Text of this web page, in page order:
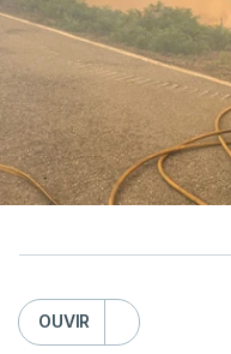
OUVIR